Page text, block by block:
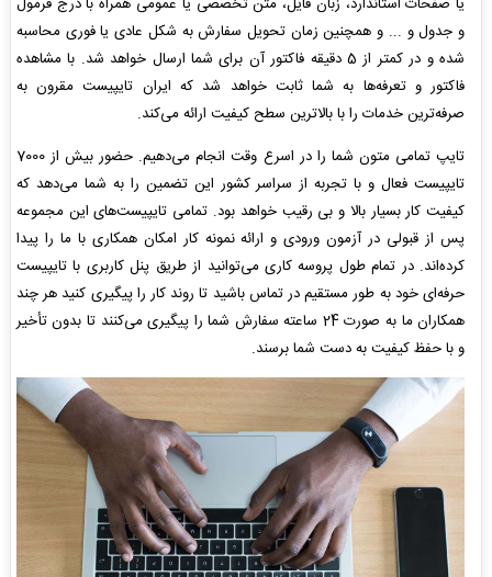
و جدول و ... و همچنین زمان تحویل سفارش به شکل عادی یا فوری محاسبه
شده و در کمتر از 5 دقیقه فاکتور آن برای شما ارسال خواهد شد. با مشاهده
فاکتور و تعرفه‌ها به شما ثابت خواهد شد که ایران تایپیست مقرون به
صرفه‌ترین خدمات را با بالاترین سطح کیفیت ارائه می‌کند.
تایپ تمامی متون شما را در اسرع وقت انجام می‌دهیم. حضور بیش از 7000
تایپیست فعال و با تجربه از سراسر کشور این تضمین را به شما می‌دهد که
کیفیت کار بسیار بالا و بی رقیب خواهد بود. تمامی تایپیست‌های این مجموعه
پس از قبولی در آزمون ورودی و ارائه نمونه کار امکان همکاری با ما را پیدا
کرده‌اند. در تمام طول پروسه کاری می‌توانید از طریق پنل کاربری با تایپیست
حرفه‌ای خود به طور مستقیم در تماس باشید تا روند کار را پیگیری کنید هر چند
همکاران ما به صورت 24 ساعته سفارش شما را پیگیری می‌کنند تا بدون تأخیر
و با حفظ کیفیت به دست شما برسند.